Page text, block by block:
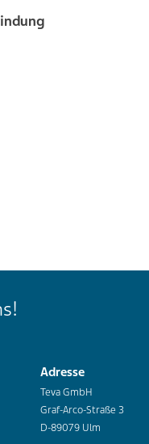
Adresse
Teva GmbH
Graf-Arco-Straße 3
D-89079 Ulm